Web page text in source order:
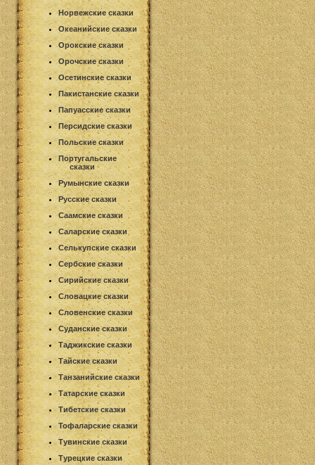
Норвежские сказки
Океанийские сказки
Орокские сказки
Орочские сказки
Осетинские сказки
Пакистанские сказки
Папуасские сказки
Персидские сказки
Польские сказки
Португальские
сказки
Румынские сказки
Русские сказки
Саамские сказки
Саларские сказки
Селькупские сказки
Сербские сказки
Сирийские сказки
Словацкие сказки
Словенские сказки
Суданские сказки
Таджикские сказки
Тайские сказки
Танзанийские сказки
Татарские сказки
Тибетские сказки
Тофаларские сказки
Тувинские сказки
Турецкие сказки